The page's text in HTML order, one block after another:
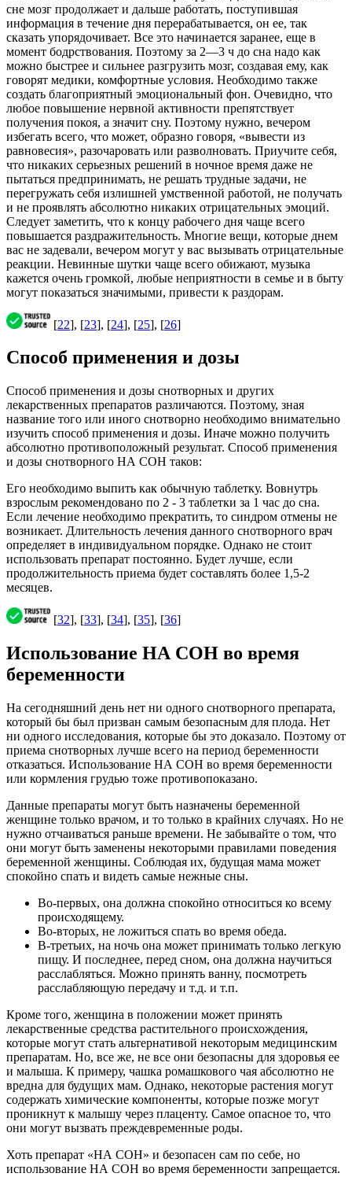
сне мозг продолжает и дальше работать, поступившая
информация в течение дня перерабатывается, он ее, так
сказать упорядочивает. Все это начинается заранее, еще в
момент бодрствования. Поэтому за 2—3 ч до сна надо как
можно быстрее и сильнее разгрузить мозг, создавая ему, как
говорят медики, комфортные условия. Необходимо также
создать благоприятный эмоциональный фон. Очевидно, что
любое повышение нервной активности препятствует
получения покоя, а значит сну. Поэтому нужно, вечером
избегать всего, что может, образно говоря, «вывести из
равновесия», разочаровать или разволновать. Приучите себя,
что никаких серьезных решений в ночное время даже не
пытаться предпринимать, не решать трудные задачи, не
перегружать себя излишней умственной работой, не получать
и не проявлять абсолютно никаких отрицательных эмоций.
Следует заметить, что к концу рабочего дня чаще всего
повышается раздражительность. Многие вещи, которые днем
вас не задевали, вечером могут у вас вызывать отрицательные
реакции. Невинные шутки чаще всего обижают, музыка
кажется очень громкой, любые неприятности в семье и в быту
могут показаться значимыми, привести к раздорам.
[22], [23], [24], [25], [26]
Способ применения и дозы
Способ применения и дозы снотворных и других
лекарственных препаратов различаются. Поэтому, зная
название того или иного снотворно необходимо внимательно
изучить способ применения и дозы. Иначе можно получить
абсолютно противоположный результат. Способ применения
и дозы снотворного НА СОН таков:
Его необходимо выпить как обычную таблетку. Вовнутрь
взрослым рекомендовано по 2 - 3 таблетки за 1 час до сна.
Если лечение необходимо прекратить, то синдром отмены не
возникает. Длительность лечения данного снотворного врач
определяет в индивидуальном порядке. Однако не стоит
использовать препарат постоянно. Будет лучше, если
продолжительность приема будет составлять более 1,5-2
месяцев.
[32], [33], [34], [35], [36]
Использование НА СОН во время
беременности
На сегодняшний день нет ни одного снотворного препарата,
который бы был призван самым безопасным для плода. Нет
ни одного исследования, которые бы это доказало. Поэтому от
приема снотворных лучше всего на период беременности
отказаться. Использование НА СОН во время беременности
или кормления грудью тоже противопоказано.
Данные препараты могут быть назначены беременной
женщине только врачом, и то только в крайних случаях. Но не
нужно отчаиваться раньше времени. Не забывайте о том, что
они могут быть заменены некоторыми правилами поведения
беременной женщины. Соблюдая их, будущая мама может
спокойно спать и видеть самые нежные сны.
Во-первых, она должна спокойно относиться ко всему
происходящему.
Во-вторых, не ложиться спать во время обеда.
В-третьих, на ночь она может принимать только легкую
пищу. И последнее, перед сном, она должна научиться
расслабляться. Можно принять ванну, посмотреть
расслабляющую передачу и т.д. и т.п.
Кроме того, женщина в положении может принять
лекарственные средства растительного происхождения,
которые могут стать альтернативой некоторым медицинским
препаратам. Но, все же, не все они безопасны для здоровья ее
и малыша. К примеру, чашка ромашкового чая абсолютно не
вредна для будущих мам. Однако, некоторые растения могут
содержать химические компоненты, которые позже могут
проникнут к малышу через плаценту. Самое опасное то, что
они могут вызвать преждевременные роды.
Хоть препарат «НА СОН» и безопасен сам по себе, но
использование НА СОН во время беременности запрещается.